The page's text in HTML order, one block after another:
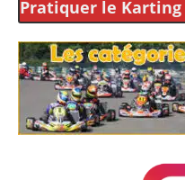
Pratiquer le Karting